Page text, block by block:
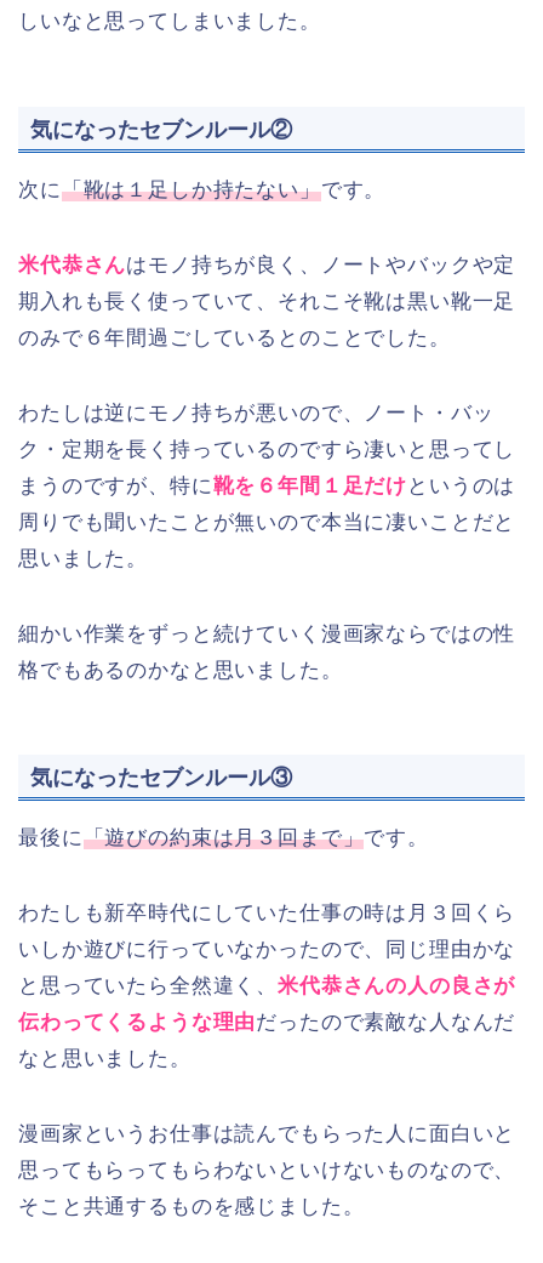
しいなと思ってしまいました。
気になったセブンルール②
次に「靴は１足しか持たない」です。
米代恭さんはモノ持ちが良く、ノートやバックや定
期入れも長く使っていて、それこそ靴は黒い靴一足
のみで６年間過ごしているとのことでした。
わたしは逆にモノ持ちが悪いので、ノート・バッ
ク・定期を長く持っているのですら凄いと思ってし
まうのですが、特に靴を６年間１足だけ というのは
周りでも聞いたことが無いので本当に凄いことだと
思いました。
細かい作業をずっと続けていく漫画家ならではの性
格でもあるのかなと思いました。
気になったセブンルール③
最後に「遊びの約束は月３回まで」です。
わたしも新卒時代にしていた仕事の時は月３回くら
いしか遊びに行っていなかったので、同じ理由かな
と思っていたら全然違く、米代恭さんの人の良さが
伝わってくるような理由だったので素敵な人なんだ
なと思いました。
漫画家というお仕事は読んでもらった人に面白いと
思ってもらってもらわないといけないものなので、
そこと共通するものを感じました。